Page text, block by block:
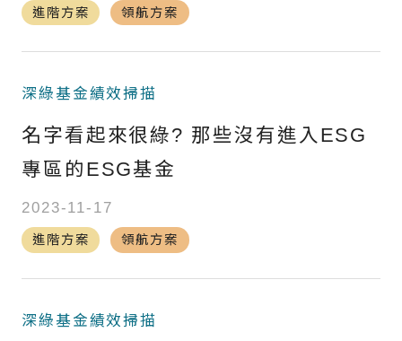
進階方案 領航方案
深綠基金績效掃描
名字看起來很綠? 那些沒有進入ESG
專區的ESG基金
2023-11-17
進階方案 領航方案
深綠基金績效掃描